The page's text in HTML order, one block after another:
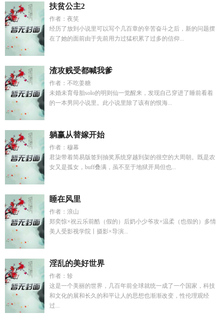
扶贫公主2
作者：夜笑
经历了放到小说里可以写个几百章的辛苦奋斗之后，新的问题摆
在了她的面前由于先前用力过猛积累了过多的信仰...
渣攻贱受都喊我爹
作者：不吃姜糖
未婚未育母胎solo的明则仙一觉醒来，发现自己穿进了睡前看着
的一本男同小说里。此小说里除了该有的恨海...
躺赢从替嫁开始
作者：穆幕
君柒带着简易版签到抽奖系统穿越到架的很空的大周朝。既是农
女又是孤女，buff叠满，虽不至于地狱开局但也...
睡在风里
作者：浪山
郑奕惊×祝云乐前酷（假的）后奶小少爷攻×温柔（也假的）多情
美人受影视学院丨摄影×导演...
淫乱的美好世界
作者：轸
这是一个美丽的世界，几百年前全球就统一成了一个国家，科技
和文化的展和长久的和平让人的思想也渐渐改变，性伦理观经
过...